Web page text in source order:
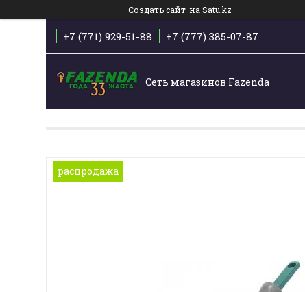
Создать сайт на Satu.kz
+7 (771) 929-51-88 +7 (777) 385-07-87
Сеть магазинов Fazenda
распродажа